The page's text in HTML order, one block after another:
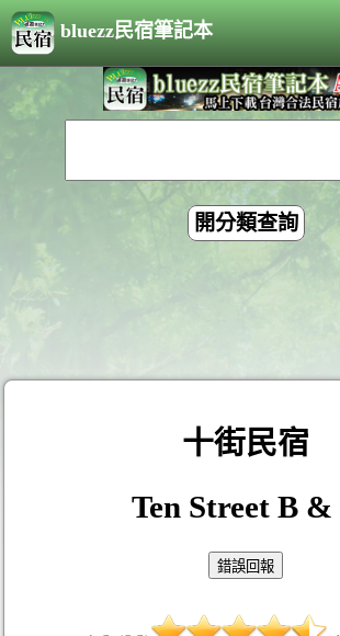
bluezz民宿筆記本
開分類查詢
十街民宿
Ten Street B &